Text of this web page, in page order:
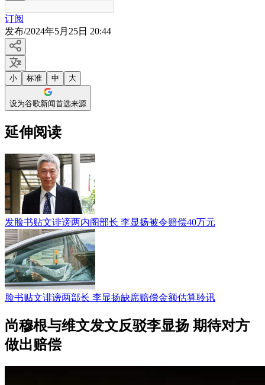
订阅
发布/2024年5月25日 20:44
小 标准 中 大
设为谷歌新闻首选来源
延伸阅读
发脸书贴文诽谤两内阁部长 李显扬被令赔偿40万元
脸书贴文诽谤两部长 李显扬缺席赔偿金额估算聆讯
尚穆根与维文发文反驳李显扬 期待对方
做出赔偿